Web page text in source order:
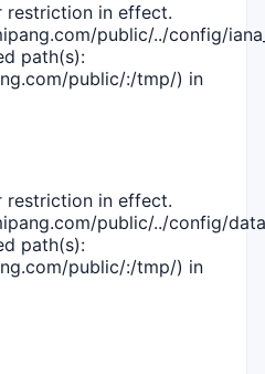
restriction in effect.
public/../config/
path(s):
public/:/tmp/) in
restriction in effect.
public/../config/
path(s):
public/:/tmp/) in